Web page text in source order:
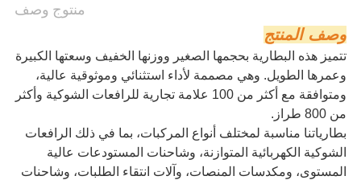
منتوج وصف
وصف المنتج
تتميز هذه البطارية بحجمها الصغير ووزنها الخفيف وسعتها الكبيرة
وعمرها الطويل. وهي مصممة لأداء استثنائي وموثوقية عالية،
ومتوافقة مع أكثر من 100 علامة تجارية للرافعات الشوكية وأكثر
من 800 طراز.
بطارياتنا مناسبة لمختلف أنواع المركبات، بما في ذلك الرافعات
الشوكية الكهربائية المتوازنة، وشاحنات المستودعات عالية
المستوى، ومكدسات المنصات، وآلات انتقاء الطلبات، وشاحنات